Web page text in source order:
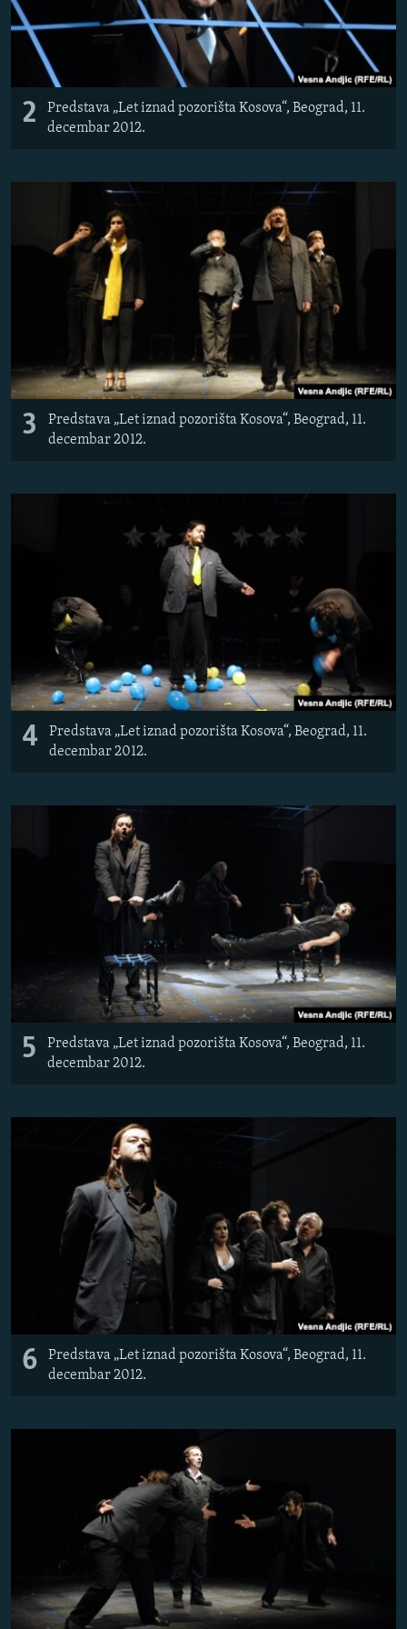
2
Predstava „Let iznad pozorišta Kosova“, Beograd, 11.
decembar 2012.
3
Predstava „Let iznad pozorišta Kosova“, Beograd, 11.
decembar 2012.
4
Predstava „Let iznad pozorišta Kosova“, Beograd, 11.
decembar 2012.
5
Predstava „Let iznad pozorišta Kosova“, Beograd, 11.
decembar 2012.
6
Predstava „Let iznad pozorišta Kosova“, Beograd, 11.
decembar 2012.